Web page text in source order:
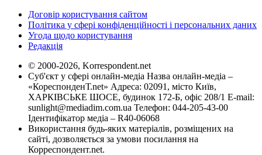
Договір користування сайтом
Політика у сфері конфіденційності і персональних даних
Угода щодо користування
Редакція
© 2000-2026, Korrespondent.net
Суб'єкт у сфері онлайн-медіа Назва онлайн-медіа –
«КореспонденТ.net» Адреса: 02091, місто Київ,
ХАРКІВСЬКЕ ШОСЕ, будинок 172-Б, офіс 208/1 E-mail:
sunlight@mediadim.com.ua Телефон: 044-205-43-00
Ідентифікатор медіа – R40-06068
Використання будь-яких матеріалів, розміщених на
сайті, дозволяється за умови посилання на
Корреспондент.net.